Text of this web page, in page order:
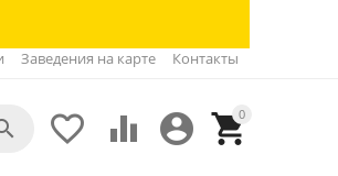
Заведения на карте Контакты
0


 